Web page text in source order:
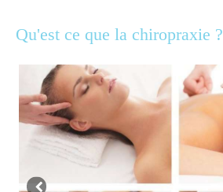
Qu'est ce que la chiropraxie ?